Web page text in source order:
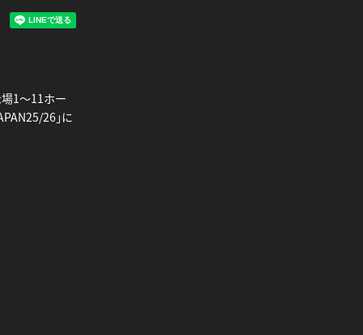
場1～11ホー
26」に